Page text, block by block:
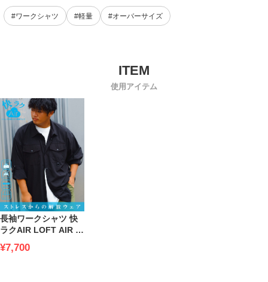
#ワークシャツ #軽量 #オーバーサイズ
使用アイテム
長袖ワークシャツ 快
ラクAIR LOFT AIR D
ップス カジュアルシ
¥7,700